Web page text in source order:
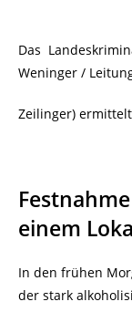
Das
Weninger /
Zeilinger)
einem
In den frühen
der stark